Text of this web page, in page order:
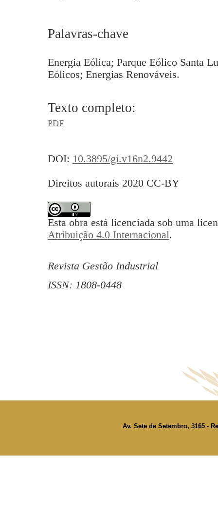
Palavras-chave
Energia Eólica; Parque Eólico Santa
Eólicos; Energias Renováveis.
Texto completo:
PDF
DOI: 10.3895/gi.v16n2.9442
Direitos autorais 2020 CC-BY
Esta obra está licenciada sob uma
Atribuição 4.0 Internacional.
Revista Gestão Industrial
ISSN: 1808-0448
Av. Sete de Setembro, 3165 -